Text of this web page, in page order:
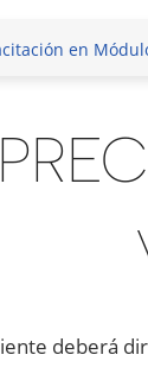
en
deberá